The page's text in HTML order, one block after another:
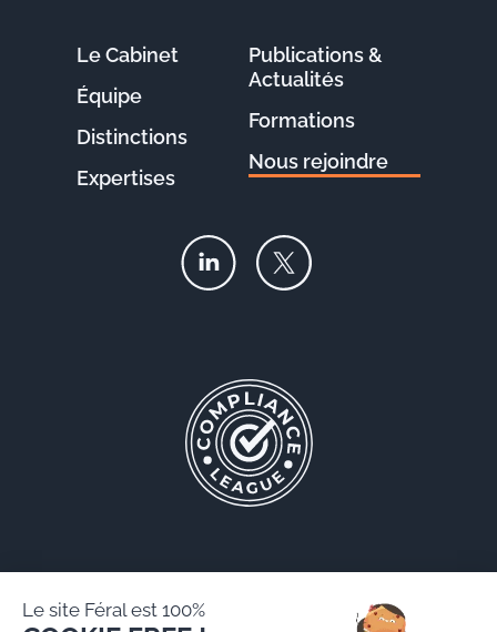
Le Cabinet
Équipe
Distinctions
Expertises
Publications &
Actualités
Formations
Nous rejoindre
Le site Féral est 100%